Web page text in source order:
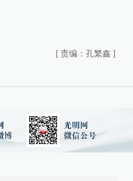
[ 责编：孔繁鑫 ]